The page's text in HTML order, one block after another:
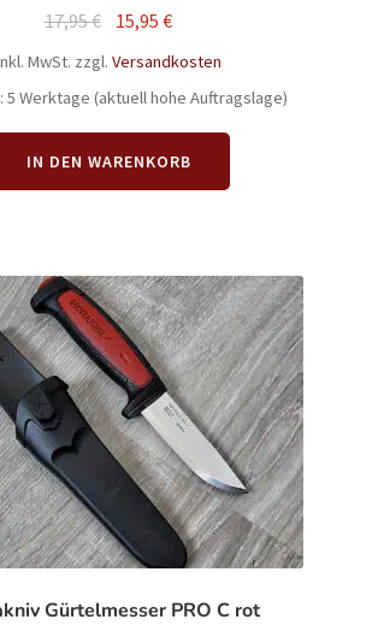
17,95€ Ursprünglicher
Preis
17,95 €
15,95€Aktueller
Preis
15,95 €.
MwSt. zzgl. Versandkosten
5 Werktage (aktuell hohe Auftragslage)
IN DEN WARENKORB
Gürtelmesser PRO C rot